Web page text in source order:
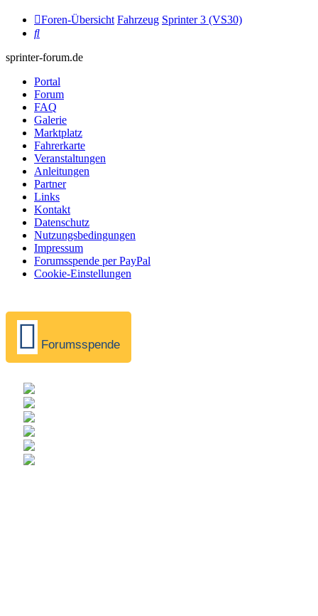
Foren-Übersicht Fahrzeug Sprinter 3 (VS30)
Suche
sprinter-forum.de
Portal
Forum
FAQ
Galerie
Marktplatz
Fahrerkarte
Veranstaltungen
Anleitungen
Partner
Links
Kontakt
Datenschutz
Nutzungsbedingungen
Impressum
Forumsspende per PayPal
Cookie-Einstellungen
Forumsspende